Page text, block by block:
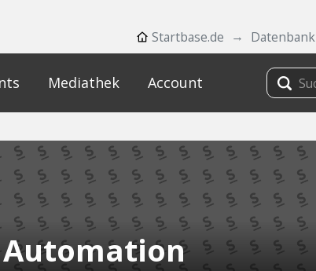
Startbase.de Datenbank
Mediathek Account